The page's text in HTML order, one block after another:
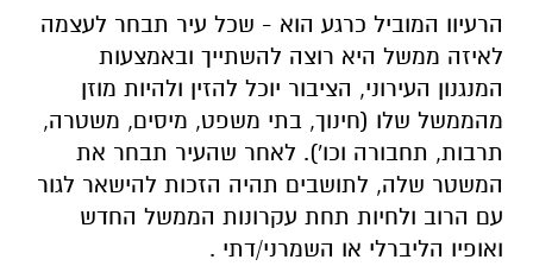
הרעיוו המוביל כרגע הוא - שכל עיר תבחר לעצמה
לאיזה ממשל היא רוצה להשתייך ובאמצעות
המנגנון העירוני, הציבור יוכל להזין ולהיות מוזן
מהממשל שלו (חינוך, בתי משפט, מיסים, משטרה,
תרבות, תחבורה וכו'). לאחר שהעיר תבחר את
המשטר שלה, לתושבים תהיה הזכות להישאר לגור
עם הרוב ולחיות תחת עקרונות הממשל החדש
ואופיו הליברלי או השמרני/דתי .